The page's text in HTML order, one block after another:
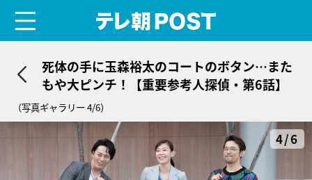
死体の手に玉森裕太のコートのボタン…また
もや大ピンチ！【重要参考人探偵・第6話】
（写真ギャラリー 4/6）
4/6